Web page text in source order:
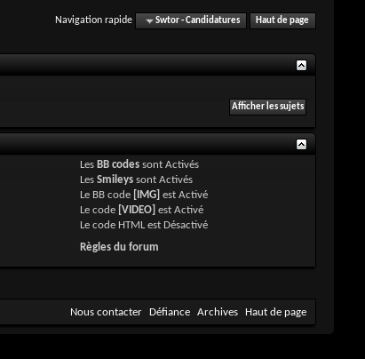
Navigation rapide Swtor - Candidatures Haut de page
Les BB codes sontActivés
LesSmileys sontActivés
Le BB code [IMG] estActivé
Le code [VIDEO] estActivé
Le code HTML est Désactivé
Règles du forum
Nous contacter Défiance Archives Haut de page